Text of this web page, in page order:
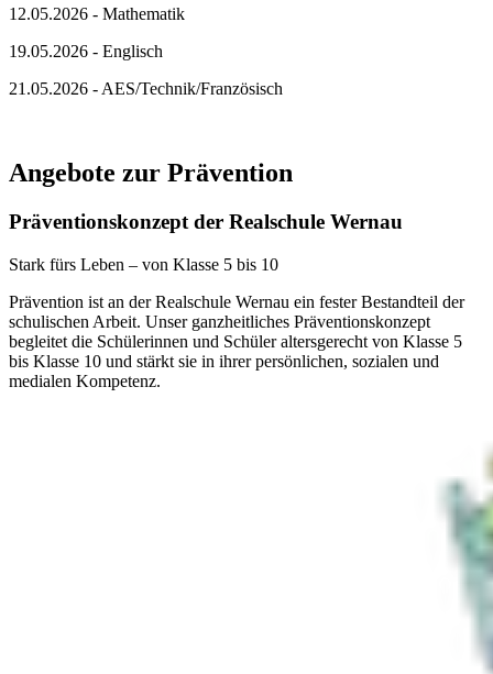
12.05.2026 - Mathematik
19.05.2026 - Englisch
21.05.2026 - AES/Technik/Französisch
Angebote zur Prävention
Präventionskonzept der Realschule Wernau
Stark fürs Leben – von Klasse 5 bis 10
Prävention ist an der Realschule Wernau ein fester Bestandteil der
schulischen Arbeit. Unser ganzheitliches Präventionskonzept
begleitet die Schülerinnen und Schüler altersgerecht von Klasse 5
bis Klasse 10 und stärkt sie in ihrer persönlichen, sozialen und
medialen Kompetenz.